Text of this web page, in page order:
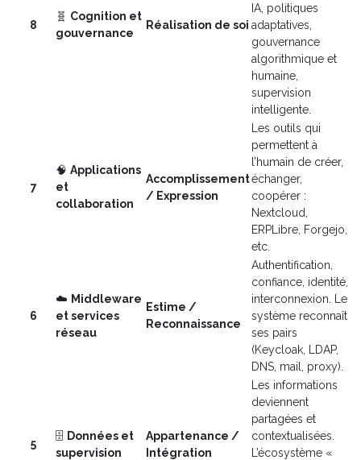
8
🧬 Cognition et
gouvernance
Réalisation de soi
IA, politiques
adaptatives,
gouvernance
algorithmique et
humaine,
supervision
intelligente.
7
🧠 Applications
et
collaboration
Accomplissement
/ Expression
Les outils qui
permettent à
l’humain de créer,
échanger,
coopérer :
Nextcloud,
ERPLibre, Forgejo,
etc.
6
☁️ Middleware
et services
réseau
Estime /
Reconnaissance
Authentification,
confiance, identité,
interconnexion. Le
système reconnaît
ses pairs
(Keycloak, LDAP,
DNS, mail, proxy).
5
🗄️ Données et
supervision
Appartenance /
Intégration
Les informations
deviennent
partagées et
contextualisées.
L’écosystème «